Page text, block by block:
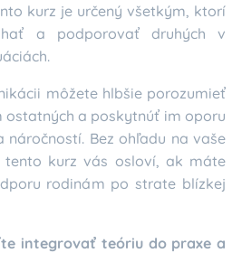
kurz je určený všetkým, ktorí
a podporovať druhých v
môžete hlbšie porozumieť
a poskytnúť im oporu
Bez ohľadu na vaše
tento kurz vás osloví, ak máte
rodinám po strate blízkej
integrovať teóriu do praxe a